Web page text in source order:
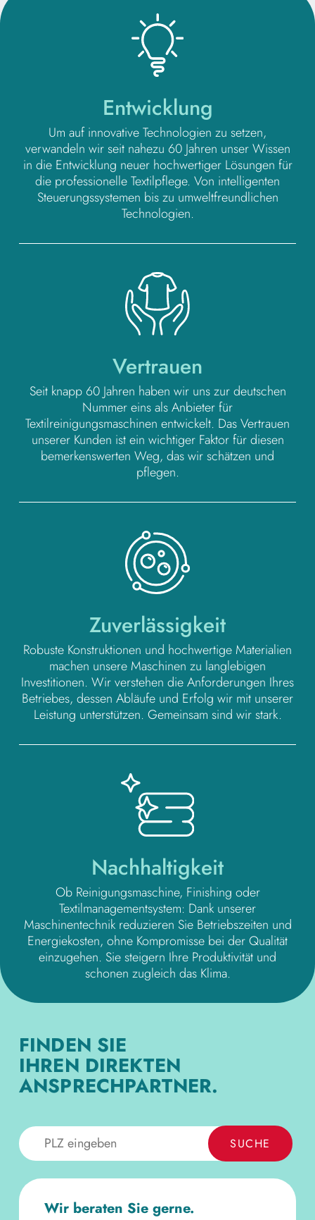
Entwicklung
Um auf innovative Technologien zu setzen,
verwandeln wir seit nahezu 60 Jahren unser Wissen
in die Entwicklung neuer hochwertiger Lösungen für
die professionelle Textilpflege. Von intelligenten
Steuerungssystemen bis zu umweltfreundlichen
Technologien.
Vertrauen
Seit knapp 60 Jahren haben wir uns zur deutschen
Nummer eins als Anbieter für
Textilreinigungsmaschinen entwickelt. Das Vertrauen
unserer Kunden ist ein wichtiger Faktor für diesen
bemerkenswerten Weg, das wir schätzen und
pflegen.
Zuverlässigkeit
Robuste Konstruktionen und hochwertige Materialien
machen unsere Maschinen zu langlebigen
Investitionen. Wir verstehen die Anforderungen Ihres
Betriebes, dessen Abläufe und Erfolg wir mit unserer
Leistung unterstützen. Gemeinsam sind wir stark.
Nachhaltigkeit
Ob Reinigungsmaschine, Finishing oder
Textilmanagementsystem: Dank unserer
Maschinentechnik reduzieren Sie Betriebszeiten und
Energiekosten, ohne Kompromisse bei der Qualität
einzugehen. Sie steigern Ihre Produktivität und
schonen zugleich das Klima.
FINDEN SIE
IHREN DIREKTEN
ANSPRECH­PARTNER.
SUCHE
Wir beraten Sie gerne.